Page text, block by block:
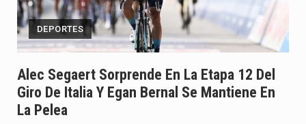
DEPORTES
Alec Segaert Sorprende En La Etapa 12 Del
Giro De Italia Y Egan Bernal Se Mantiene En
La Pelea